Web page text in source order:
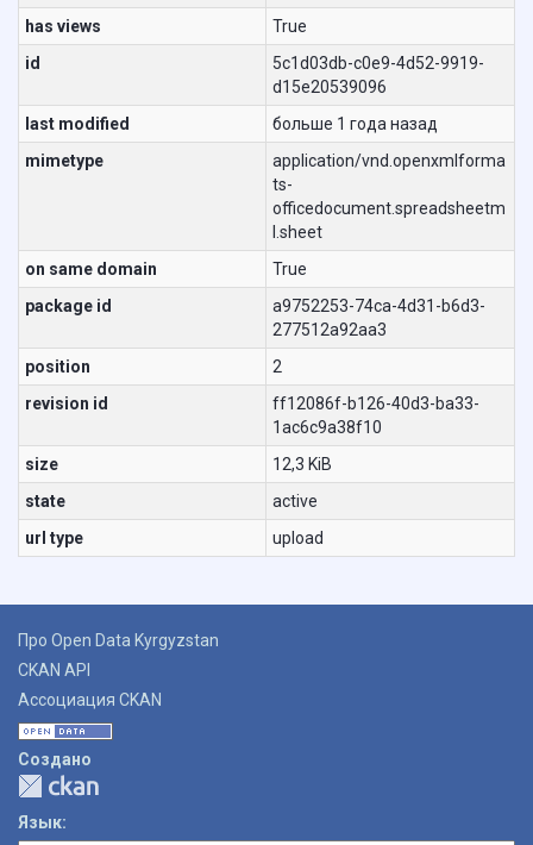
has views
True
id
5c1d03db-c0e9-4d52-9919-
d15e20539096
last modified
больше 1 года назад
mimetype
application/vnd.openxmlforma
ts-
officedocument.spreadsheetm
l.sheet
on same domain
True
package id
a9752253-74ca-4d31-b6d3-
277512a92aa3
position
2
revision id
ff12086f-b126-40d3-ba33-
1ac6c9a38f10
size
12,3 KiB
state
active
url type
upload
Про Open Data Kyrgyzstan
CKAN API
Ассоциация CKAN
Создано
Язык